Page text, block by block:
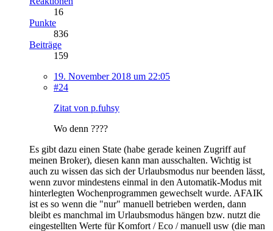
16
Punkte
836
Beiträge
159
19. November 2018 um 22:05
#24
Zitat von p.fuhsy
Wo denn ????
Es gibt dazu einen State (habe gerade keinen Zugriff auf
meinen Broker), diesen kann man ausschalten. Wichtig ist
auch zu wissen das sich der Urlaubsmodus nur beenden lässt,
wenn zuvor mindestens einmal in den Automatik-Modus mit
hinterlegten Wochenprogrammen gewechselt wurde. AFAIK
ist es so wenn die "nur" manuell betrieben werden, dann
bleibt es manchmal im Urlaubsmodus hängen bzw. nutzt die
eingestellten Werte für Komfort / Eco / manuell usw (die man